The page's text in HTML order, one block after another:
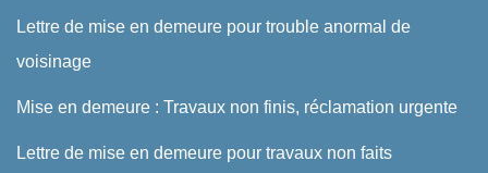
Lettre de mise en demeure pour trouble anormal de
voisinage
Mise en demeure : Travaux non finis, réclamation urgente
Lettre de mise en demeure pour travaux non faits